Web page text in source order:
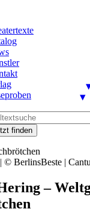
finden
–